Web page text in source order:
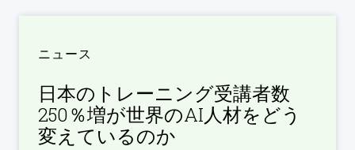
ニュース
日本のトレーニング受講者数
250％増が世界のAI人材をどう
変えているのか